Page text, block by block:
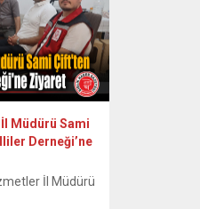
etkinlik, kentin
yer
önündeki...
Müdürü Sami
Derneği’ne
İl Müdürü